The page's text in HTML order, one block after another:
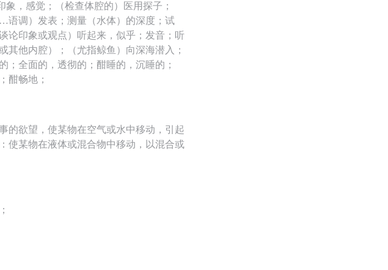
象，感觉；（检查体腔的）医用探子；
语调）发表；测量（水体）的深度；试
论印象或观点）听起来，似乎；发音；听
其他内腔）；（尤指鲸鱼）向深海潜入；
；全面的，透彻的；酣睡的，沉睡的；
酣畅地；
的欲望，使某物在空气或水中移动，引起
使某物在液体或混合物中移动，以混合或